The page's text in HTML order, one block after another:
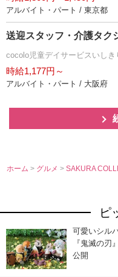
アルバイト・パート / 東京都
送迎スタッフ・介護タク
cocolo児童デイサービスいしき
時給1,177円～
アルバイト・パート / 大阪府
ホーム > グルメ>SAKURA
ピ
可愛いシル
『鬼滅の刃
公開